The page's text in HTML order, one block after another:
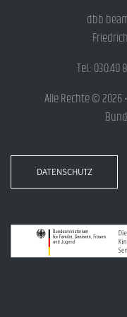
dbb
Tel.: 030.40
Alle Rechte ©
DATENSCHUTZ